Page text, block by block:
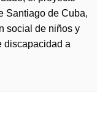
Santiago de Cuba,
social de niños y
discapacidad a